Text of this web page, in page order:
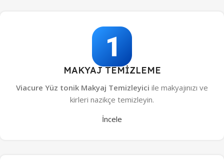
MAKYAJ TEMİZLEME
Viacure Yüz tonik Makyaj Temizleyici ile makyajınızı ve
kirleri nazikçe temizleyin.
İncele